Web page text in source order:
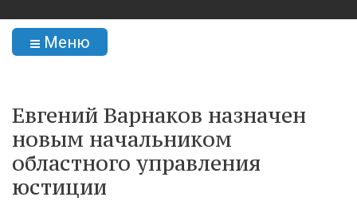
Меню
Евгений Варнаков назначен
новым начальником
областного управления
юстиции